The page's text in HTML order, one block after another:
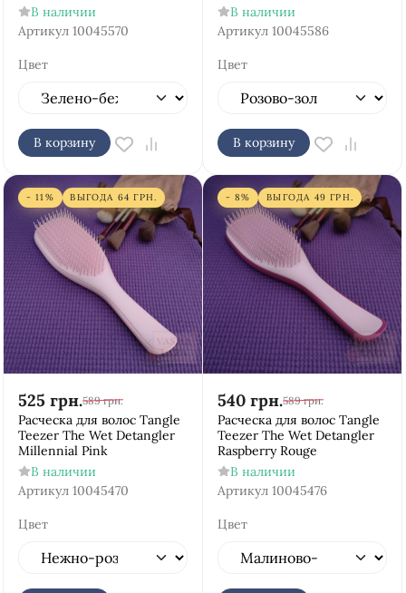
В наличии
Артикул 10045570
Цвет
В корзину
В наличии
Артикул 10045586
Цвет
В корзину
- 11% ВЫГОДА 64 ГРН.
525 грн.589 грн.
Расческа для волос Tangle
Teezer The Wet Detangler
Millennial Pink
В наличии
Артикул 10045470
Цвет
- 8% ВЫГОДА 49 ГРН.
540 грн.589 грн.
Расческа для волос Tangle
Teezer The Wet Detangler
Raspberry Rouge
В наличии
Артикул 10045476
Цвет